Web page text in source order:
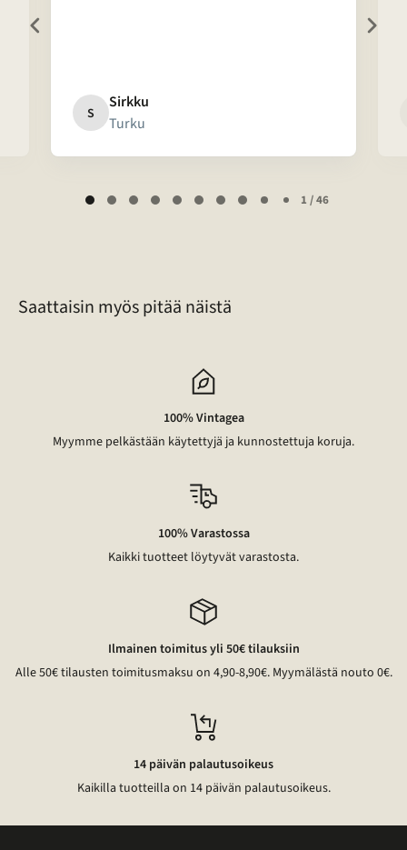
S
Sirkku
Turku
1 / 46
Saattaisin myös pitää näistä
100% Vintagea
Myymme pelkästään käytettyjä ja kunnostettuja koruja.
100% Varastossa
Kaikki tuotteet löytyvät varastosta.
Ilmainen toimitus yli 50€ tilauksiin
Alle 50€ tilausten toimitusmaksu on 4,90-8,90€. Myymälästä nouto 0€.
14 päivän palautusoikeus
Kaikilla tuotteilla on 14 päivän palautusoikeus.